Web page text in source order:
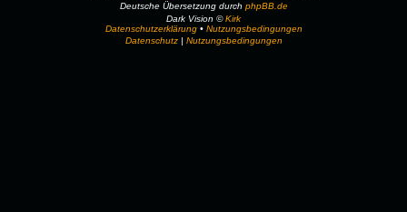
Deutsche Übersetzung durch phpBB.de
Dark Vision ©Kirk
Datenschutzerklärung• Nutzungsbedingungen
Datenschutz| Nutzungsbedingungen